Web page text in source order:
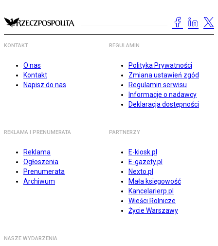
KONTAKT
O nas
Kontakt
Napisz do nas
REGULAMIN
Polityka Prywatności
Zmiana ustawień zgód
Regulamin serwisu
Informacje o nadawcy
Deklaracja dostępności
REKLAMA I PRENUMERATA
Reklama
Ogłoszenia
Prenumerata
Archiwum
PARTNERZY
E-kiosk.pl
E-gazety.pl
Nexto.pl
Mała księgowość
Kancelarierp.pl
Wieści Rolnicze
Życie Warszawy
NASZE WYDARZENIA